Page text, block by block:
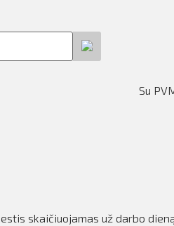
Su
skaičiuojamas už darbo